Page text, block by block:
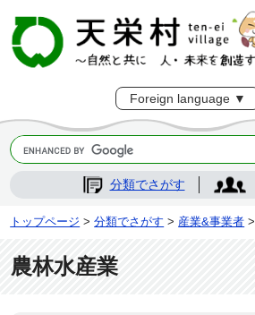
Foreign language ▼
分類でさがす
トップページ >分類でさがす > 産業&事業者 >
農林水産業